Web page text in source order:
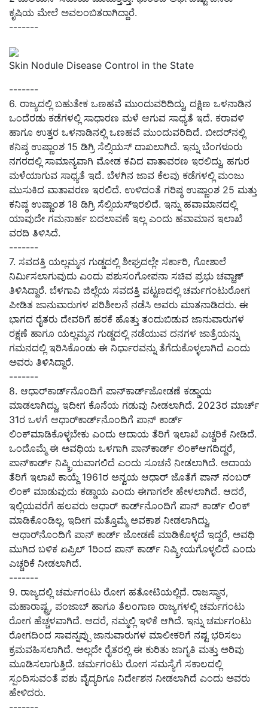
ಕೃಷಿಯ ಮೇಲೆ ಅವಲಂಬಿತರಾಗಿದ್ದಾರೆ.
-------
Skin Nodule Disease Control in the State
-------
6. ರಾಜ್ಯದಲ್ಲಿ ಬಹುತೇಕ ಒಣಹವೆ ಮುಂದುವರಿದಿದ್ದು, ದಕ್ಷಿಣ ಒಳನಾಡಿನ
ಒಂದೆರಡು ಕಡೆಗಳಲ್ಲಿ ಸಾಧಾರಣ ಮಳೆ ಆಗುವ ಸಾಧ್ಯತೆ ಇದೆ. ಕರಾವಳಿ
ಹಾಗೂ ಉತ್ತರ ಒಳನಾಡಿನಲ್ಲಿ ಒಣಹವೆ ಮುಂದುವರಿದಿದೆ. ಬೀದರ್‌ನಲ್ಲಿ
ಕನಿಷ್ಠ ಉಷ್ಣಾಂಶ 15 ಡಿಗ್ರಿ ಸೆಲ್ಸಿಯಸ್‌ ದಾಖಲಾಗಿದೆ. ಇನ್ನು ಬೆಂಗಳೂರು
ನಗರದಲ್ಲಿ ಸಾಮಾನ್ಯವಾಗಿ ಮೋಡ ಕವಿದ ವಾತಾವರಣ ಇರಲಿದ್ದು, ಹಗುರ
ಮಳೆಯಾಗುವ ಸಾಧ್ಯತೆ ಇದೆ. ಬೆಳಗಿನ ಜಾವ ಕೆಲವು ಕಡೆಗಳಲ್ಲಿ ಮಂಜು
ಮುಸುಕಿದ ವಾತಾವರಣ ಇರಲಿದೆ. ಉಳಿದಂತೆ ಗರಿಷ್ಠ ಉಷ್ಣಾಂಶ 25 ಮತ್ತು
ಕನಿಷ್ಠ ಉಷ್ಣಾಂಶ 18 ಡಿಗ್ರಿ ಸೆಲ್ಸಿಯಸ್‌ಇರಲಿದೆ. ಇನ್ನು ಹವಾಮಾನದಲ್ಲಿ
ಯಾವುದೇ ಗಮನಾರ್ಹ ಬದಲಾವಣೆ ಇಲ್ಲ ಎಂದು ಹವಾಮಾನ ಇಲಾಖೆ
ವರದಿ ತಿಳಿಸಿದೆ.
-------
7. ಸವದತ್ತಿ ಯಲ್ಲಮ್ಮನ ಗುಡ್ಡದಲ್ಲಿ ಶೀಘ್ರದಲ್ಲೇ ಸರ್ಕಾರಿ, ಗೋಶಾಲೆ
ನಿರ್ಮಿಸಲಾಗುವುದು ಎಂದು ಪಶುಸಂಗೋಪನಾ ಸಚಿವ ಪ್ರಭು ಚವ್ಹಾಣ್
ತಿಳಿಸಿದ್ದಾರೆ. ಬೆಳಗಾವಿ ಜಿಲ್ಲೆಯ ಸವದತ್ತಿ ಪಟ್ಟಣದಲ್ಲಿ ಚರ್ಮಗಂಟುರೋಗ
ಪೀಡಿತ ಜಾನುವಾರುಗಳ ಪರಿಶೀಲನೆ ನಡೆಸಿ ಅವರು ಮಾತನಾಡಿದರು. ಈ
ಭಾಗದ ರೈತರು ದೇವರಿಗೆ ಹರಕೆ ಹೊತ್ತು ತಂದುಬಿಡುವ ಜಾನುವಾರುಗಳ
ರಕ್ಷಣೆ ಹಾಗೂ ಯಲ್ಲಮ್ಮನ ಗುಡ್ಡದಲ್ಲಿ ನಡೆಯುವ ದನಗಳ ಜಾತ್ರೆಯನ್ನು
ಗಮನದಲ್ಲಿ ಇರಿಸಿಕೊಂಡು ಈ ನಿರ್ಧಾರವನ್ನು ತೆಗೆದುಕೊಳ್ಳಲಾಗಿದೆ ಎಂದು
ಅವರು ತಿಳಿಸಿದ್ದಾರೆ.
-------
8. ಆಧಾರ್‌ಕಾರ್ಡ್‌ನೊಂದಿಗೆ ಪಾನ್‌ಕಾರ್ಡ್‌ಜೋಡಣೆ ಕಡ್ಡಾಯ
ಮಾಡಲಾಗಿದ್ದು, ಇದೀಗ ಕೊನೆಯ ಗಡುವು ನೀಡಲಾಗಿದೆ. 2023ರ ಮಾರ್ಚ್
31ರ ಒಳಗೆ ಆಧಾರ್‌ಕಾರ್ಡ್‌ನೊಂದಿಗೆ ಪಾನ್‌ ಕಾರ್ಡ್‌
ಲಿಂಕ್‌ಮಾಡಿಕೊಳ್ಳಬೇಕು ಎಂದು ಆದಾಯ ತೆರಿಗೆ ಇಲಾಖೆ ಎಚ್ಚರಿಕೆ ನೀಡಿದೆ.
ಒಂದೊಮ್ಮೆ ಈ ಅವಧಿಯ ಒಳಗಾಗಿ ಪಾನ್‌ಕಾರ್ಡ್‌ ಲಿಂಕ್‌ಆಗದಿದ್ದರೆ,
ಪಾನ್‌ಕಾರ್ಡ್‌ ನಿಷ್ಕ್ರಿಯವಾಗಲಿದೆ ಎಂದು ಸೂಚನೆ ನೀಡಲಾಗಿದೆ. ಅದಾಯ
ತೆರಿಗೆ ಇಲಾಖೆ ಕಾಯ್ದೆ 1961ರ ಅನ್ವಯ ಆಧಾರ್ ಜೊತೆಗೆ ಪಾನ್ ನಂಬರ್
ಲಿಂಕ್ ಮಾಡುವುದು ಕಡ್ಡಾಯ ಎಂದು ಈಗಾಗಲೇ ಹೇಳಲಾಗಿದೆ. ಆದರೆ,
ಇಲ್ಲಿಯವರೆಗೆ ಹಲವರು ಆಧಾರ್ ಕಾರ್ಡ್‌ನೊಂದಿಗೆ ಪಾನ್ ಕಾರ್ಡ್‌ ಲಿಂಕ್
ಮಾಡಿಕೊಂಡಿಲ್ಲ. ಇದೀಗ ಮತ್ತೊಮ್ಮೆ ಅವಕಾಶ ನೀಡಲಾಗಿದ್ದು,
ಆಧಾರ್‌ನೊಂದಿಗೆ ಪಾನ್‌ ಕಾರ್ಡ್‌ ಜೋಡಣೆ ಮಾಡಿಕೊಳ್ಳದೆ ಇದ್ದರೆ, ಅವಧಿ
ಮುಗಿದ ಬಳಿಕ ಏಪ್ರಿಲ್ 1ರಿಂದ ಪಾನ್ ಕಾರ್ಡ್ ನಿಷ್ಕ್ರೀಯಗೊಳ್ಳಲಿದೆ ಎಂದು
ಎಚ್ಚರಿಕೆ ನೀಡಲಾಗಿದೆ.
-------
9. ರಾಜ್ಯದಲ್ಲಿ ಚರ್ಮಗಂಟು ರೋಗ ಹತೋಟಿಯಲ್ಲಿದೆ. ರಾಜಸ್ಥಾನ,
ಮಹಾರಾಷ್ಟ್ರ, ಪಂಜಾಬ್ ಹಾಗೂ ತೆಲಂಗಾಣ ರಾಜ್ಯಗಳಲ್ಲಿ ಚರ್ಮಗಂಟು
ರೋಗ ಹೆಚ್ಚಳವಾಗಿದೆ. ಆದರೆ, ನಮ್ಮಲ್ಲಿ ಇಳಿಕೆ ಆಗಿದೆ. ಇನ್ನು ಚರ್ಮಗಂಟು
ರೋಗದಿಂದ ಸಾವನ್ನಪ್ಪು ಜಾನುವಾರುಗಳ ಮಾಲೀಕರಿಗೆ ನಷ್ಟ ಭರಿಸಲು
ಕ್ರಮವಹಿಸಲಾಗಿದೆ. ಅಲ್ಲದೇ ರೈತರಲ್ಲಿ ಈ ಕುರಿತು ಜಾಗೃತಿ ಮತ್ತು ಅರಿವು
ಮೂಡಿಸಲಾಗುತ್ತಿದೆ. ಚರ್ಮಗಂಟು ರೋಗ ಸಮಸ್ಯೆಗೆ ಸಕಾಲದಲ್ಲಿ
ಸ್ಪಂದಿಸುವಂತೆ ಪಶು ವೈದ್ಯರಿಗೂ ನಿರ್ದೇಶನ ನೀಡಲಾಗಿದೆ ಎಂದು ಅವರು
ಹೇಳಿದರು.
-------